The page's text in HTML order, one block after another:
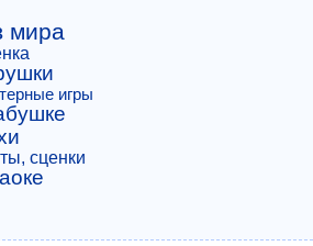
мира
игры
сценки